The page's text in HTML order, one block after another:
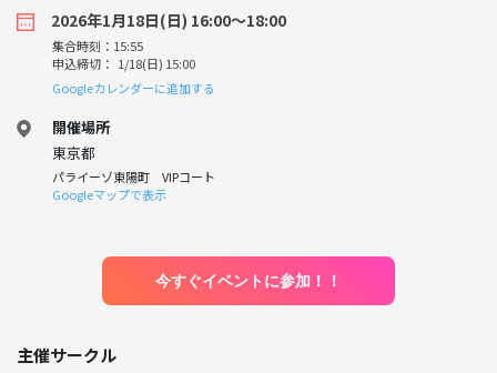
2026年1月18日(日) 16:00〜18:00
集合時刻：15:55
申込締切： 1/18(日) 15:00
Googleカレンダーに追加する
開催場所
東京都
パライーゾ東陽町 VIPコート
Googleマップで表示
今すぐイベントに参加！！
主催サークル